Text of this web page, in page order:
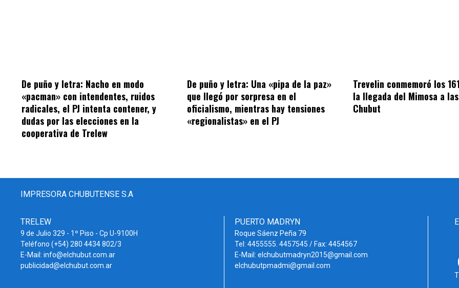
De puño y letra: Nacho en modo
«pacman» con intendentes, ruidos
radicales, el PJ intenta contener, y
dudas por las elecciones en la
cooperativa de Trelew
De puño y letra: Una «pipa de la paz»
que llegó por sorpresa en el
oficialismo, mientras hay tensiones
«regionalistas» en el PJ
Trevelin conmemoró los
la llegada del Mimosa a
Chubut
IMPRESORA CHUBUTENSE S.A
TRELEW
9 de Julio 329 - 1º Piso - Cp U-9100H
Teléfono (+54) 280 4434 802/3
E-Mail: info@elchubut.com.ar
publicidad@elchubut.com.ar
PUERTO MADRYN
Roque Sáenz Peña 79
Tel: 4455555. 4457545 / Fax: 4454567
E-Mail: elchubutmadryn2015@gmail.com
elchubutpmadmi@gmail.com